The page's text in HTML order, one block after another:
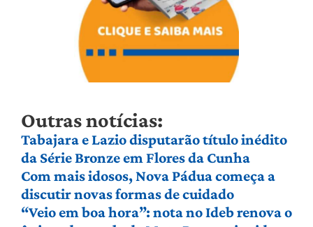
Outras notícias:
Tabajara e Lazio disputarão título inédito
da Série Bronze em Flores da Cunha
Com mais idosos, Nova Pádua começa a
discutir novas formas de cuidado
“Veio em boa hora”: nota no Ideb renova o